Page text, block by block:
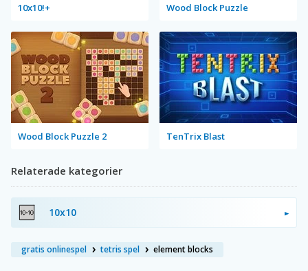
10x10!+ Wood Block Puzzle
Wood Block Puzzle 2 TenTrix Blast
Relaterade kategorier
10x10
gratis onlinespel tetris spel element blocks